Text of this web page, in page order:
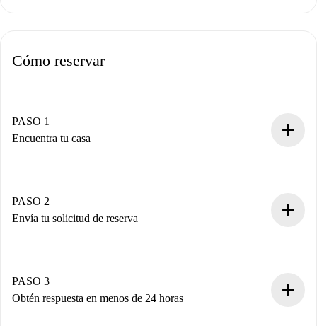
Cómo reservar
PASO 1
Encuentra tu casa
Tienes toda la información necesaria por adelantado.
PASO 2
Envía tu solicitud de reserva
propietario acepte.
PASO 3
Obtén respuesta en menos de 24 horas